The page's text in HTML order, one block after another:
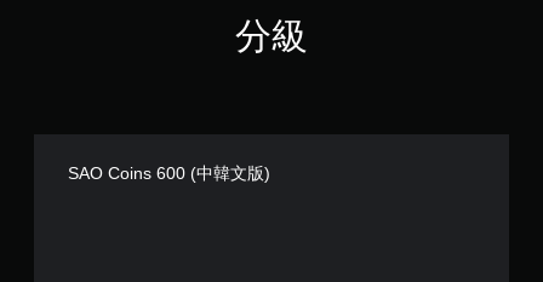
分級
SAO Coins 600 (中韓文版)